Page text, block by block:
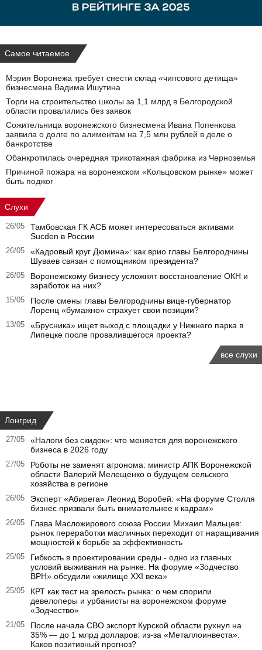
Самое читаемое
Мэрия Воронежа требует снести склад «чипсового детища»
бизнесмена Вадима Ишутина
Торги на строительство школы за 1,1 млрд в Белгородской
области провалились без заявок
Сожительница воронежского бизнесмена Ивана Попенкова
заявила о долге по алиментам на 7,5 млн рублей в деле о
банкротстве
Обанкротилась очередная трикотажная фабрика из Черноземья
Причиной пожара на воронежском «Кольцовском рынке» может
быть поджог
Слухи
26/05
Тамбовская ГК АСБ может интересоваться активами
Sucden в России
26/05
«Кадровый круг Дюмина»: как врио главы Белгородчины
Шуваев связан с помощником президента?
26/05
Воронежскому бизнесу усложнят восстановление ОКН и
заработок на них?
15/05
После смены главы Белгородчины вице-губернатор
Лоренц «бумажно» страхует свои позиции?
13/05
«Брусника» ищет выход с площадки у Нижнего парка в
Липецке после провалившегося проекта?
все слухи
Лонгрид
27/05
«Налоги без скидок»: что меняется для воронежского
бизнеса в 2026 году
27/05
Роботы не заменят агронома: министр АПК Воронежской
области Валерий Мелещенко о будущем сельского
хозяйства в регионе
26/05
Эксперт «Абирега» Леонид Воробей: «На форуме Столля
бизнес призвали быть внимательнее к кадрам»
26/05
Глава Масложирового союза России Михаил Мальцев:
рынок переработки масличных переходит от наращивания
мощностей к борьбе за эффективность
25/05
Гибкость в проектировании среды - одно из главных
условий выживания на рынке. На форуме «Зодчество
ВРН» обсудили «жилище XXI века»
25/05
КРТ как тест на зрелость рынка: о чем спорили
девелоперы и урбанисты на воронежском форуме
«Зодчество»
21/05
После начала СВО экспорт Курской области рухнул на
35% — до 1 млрд долларов: из-за «Металлоинвеста».
Каков позитивный прогноз?